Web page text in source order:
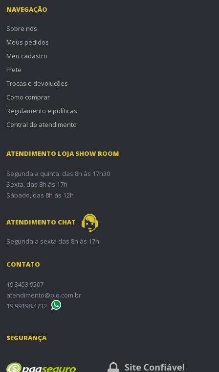
NAVEGAÇÃO
Sobre nós
Meus pedidos
Meu cadastro
Frete
Trocas e devoluções
Como comprar
Regulamento e políticas
Central de atendimento
ATENDIMENTO LOJA SHOW ROOM
Segunda a quinta, das 8h às 17h30
Sexta, das 8h às 17h
Sábado, das 8h às 12h
ATENDIMENTO CHAT
Segunda a sexta das 8h às 17h
CONTATO
19 3453.9507
atendimento@plq.com.br
19 99198.4732
SEGURANÇA